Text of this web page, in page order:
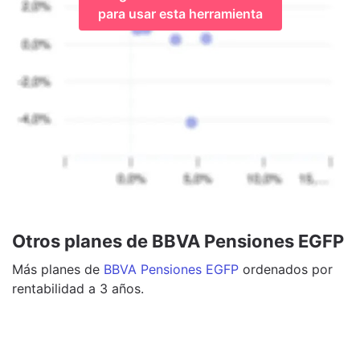
para usar esta herramienta
Otros planes de BBVA Pensiones EGFP
Más planes de BBVA Pensiones EGFP ordenados por
rentabilidad a 3 años.